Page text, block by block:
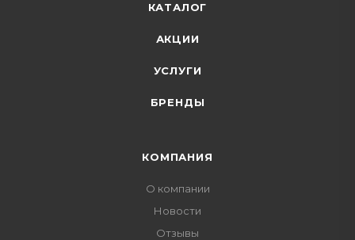
КАТАЛОГ
АКЦИИ
УСЛУГИ
БРЕНДЫ
КОМПАНИЯ
О компании
Новости
Отзывы